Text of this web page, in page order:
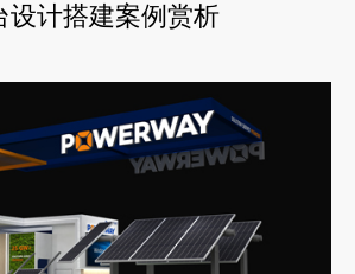
设计搭建案例赏析